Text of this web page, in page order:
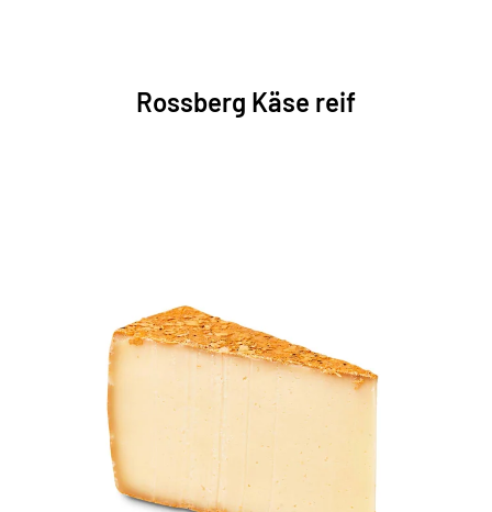
Rossberg Käse reif